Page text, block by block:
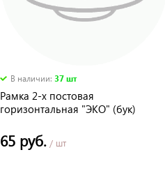
В наличии:37 шт
Рамка 2-х постовая
горизонтальная "ЭКО" (бук)
65 руб. / шт